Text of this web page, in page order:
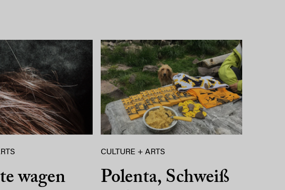
wagen
CULTURE + ARTS
Polenta, Schweiß